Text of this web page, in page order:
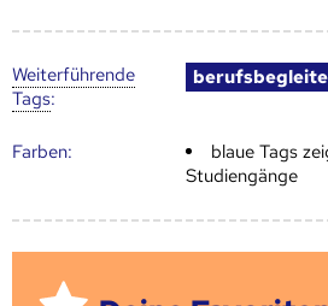
Weiter­führende
Tags:
Farben:
blaue Tags
Studiengänge